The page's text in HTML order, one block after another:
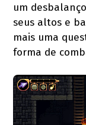
um
seus altos e
mais uma
forma de